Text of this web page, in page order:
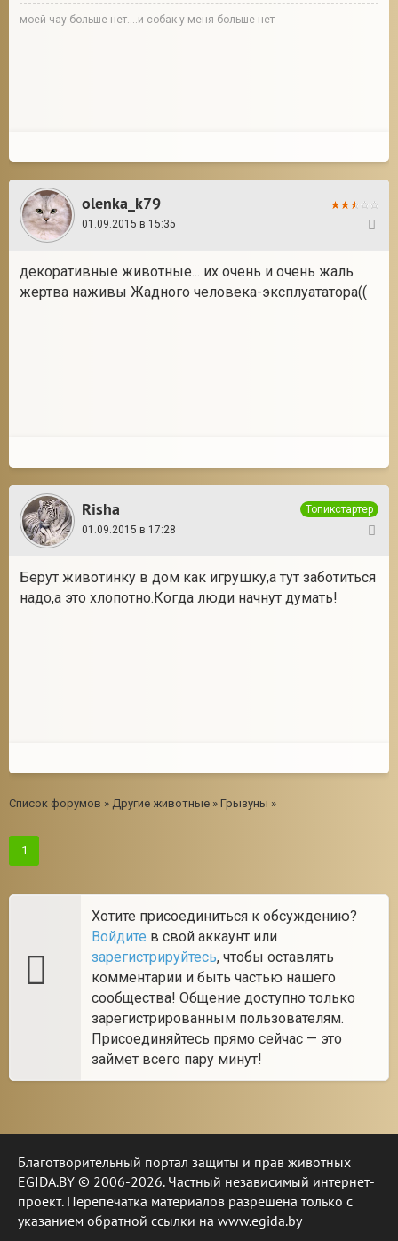
моей чау больше нет....и собак у меня больше нет
olenka_k79
01.09.2015 в 15:35
декоративные животные... их очень и очень жаль
жертва наживы Жадного человека-эксплуататора((
Risha
Топикстартер
01.09.2015 в 17:28
Берут животинку в дом как игрушку,а тут заботиться
надо,а это хлопотно.Когда люди начнут думать!
Список форумов » Другие животные » Грызуны »
1
Хотите присоединиться к обсуждению?
Войдите в свой аккаунт или
зарегистрируйтесь, чтобы оставлять
комментарии и быть частью нашего
сообщества! Общение доступно только
зарегистрированным пользователям.
Присоединяйтесь прямо сейчас — это
займет всего пару минут!
Благотворительный портал защиты и прав животных
EGIDA.BY © 2006-2026. Частный независимый интернет-
проект. Перепечатка материалов разрешена только с
указанием обратной ссылки на www.egida.by